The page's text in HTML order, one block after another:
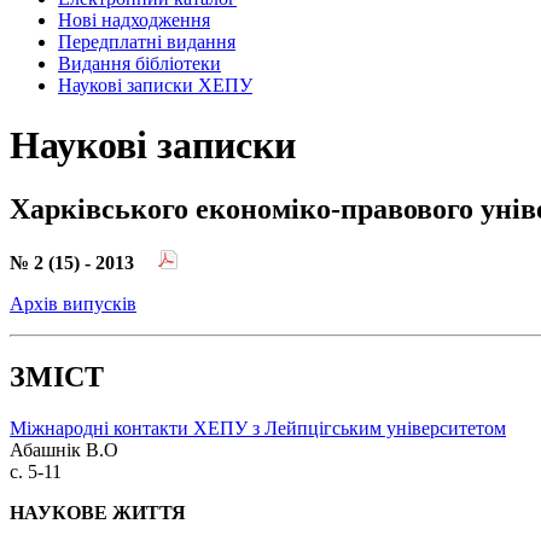
Нові надходження
Передплатні видання
Видання бібліотеки
Наукові записки ХЕПУ
Наукові записки
Харківського економіко-правового
№ 2 (15) - 2013
Архів випусків
ЗМІСТ
Міжнародні контакти ХЕПУ з Лейпцігським університетом
Абашнік В.О
с. 5-11
НАУКОВЕ ЖИТТЯ